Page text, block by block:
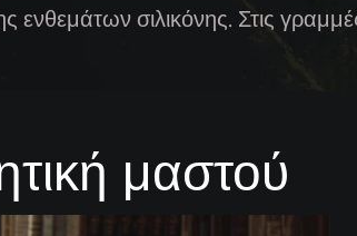
σιλικόνης. Στις
μαστού